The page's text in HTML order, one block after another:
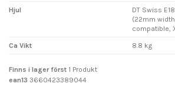
Hjul
DT Swiss
(22mm
compatible,
Ca Vikt 8.8 kg
Finns i lager först 1 Produkt
ean13 3660423389044